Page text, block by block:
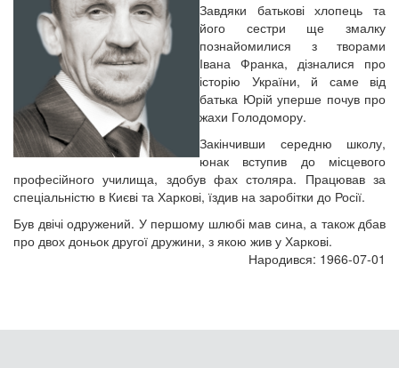
Завдяки батькові хлопець та
його сестри ще змалку
познайомилися з творами
Івана Франка, дізналися про
історію України, й саме від
батька Юрій уперше почув про
жахи Голодомору.
Закінчивши середню школу,
юнак вступив до місцевого
професійного училища, здобув фах столяра. Працював за
спеціальністю в Києві та Харкові, їздив на заробітки до Росії.
Був двічі одружений. У першому шлюбі мав сина, а також дбав
про двох доньок другої дружини, з якою жив у Харкові.
Народився: 1966-07-01